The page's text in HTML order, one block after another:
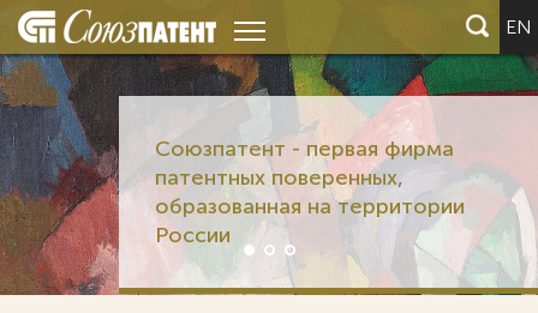
EN
Союзпатент - первая фирма
патентных поверенных,
образованная на территории
России